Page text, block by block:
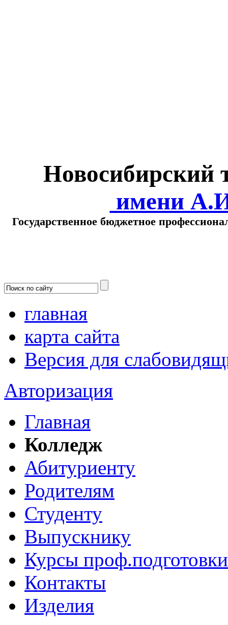
Новосибирский
имени
Государственное бюджетное
главная
карта сайта
Версия для
Авторизация
Главная
Колледж
Абитуриенту
Родителям
Студенту
Выпускнику
Курсы проф.подготовки
Контакты
Изделия